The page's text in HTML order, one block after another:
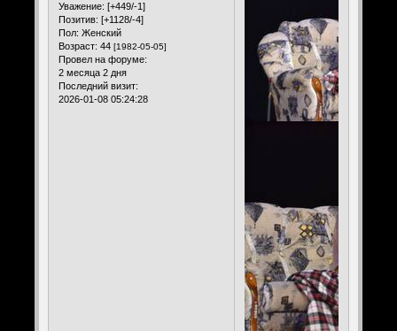
Уважение: [+449/-1]
Позитив: [+1128/-4]
Пол: Женский
Возраст: 44 [1982-05-05]
Провел на форуме:
2 месяца 2 дня
Последний визит:
2026-01-08 05:24:28